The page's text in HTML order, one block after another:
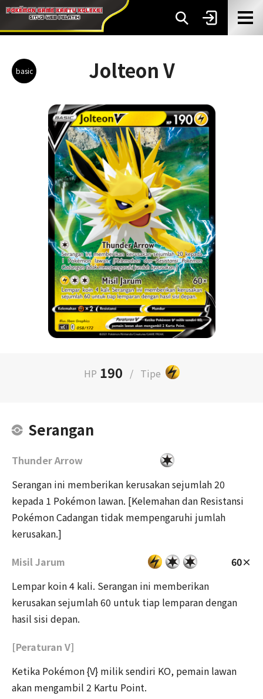
basic Jolteon V
HP 190 / Tipe
Serangan
Thunder Arrow
Serangan ini memberikan kerusakan sejumlah 20
kepada 1 Pokémon lawan. [Kelemahan dan Resistansi
Pokémon Cadangan tidak mempengaruhi jumlah
kerusakan.]
Misil Jarum
60×
Lempar koin 4 kali. Serangan ini memberikan
kerusakan sejumlah 60 untuk tiap lemparan dengan
hasil sisi depan.
[Peraturan V]
Ketika Pokémon {V} milik sendiri KO, pemain lawan
akan mengambil 2 Kartu Point.